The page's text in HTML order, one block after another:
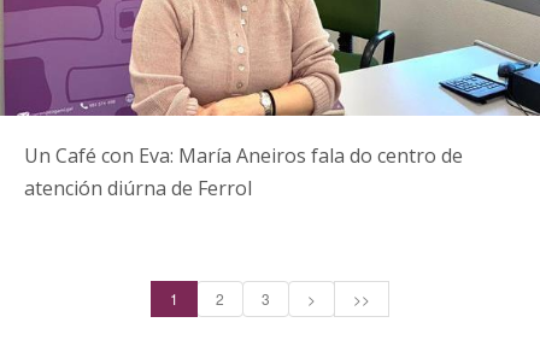
Un Café con Eva: María Aneiros fala do centro de
atención diúrna de Ferrol
1 2 3 > >>